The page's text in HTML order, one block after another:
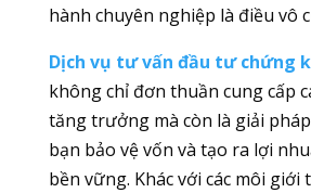
hành chuyên nghiệp là điều vô
Dịch vụ tư vấn đầu tư chứng
không chỉ đơn thuần cung cấp
tăng trưởng mà còn là giải
bạn bảo vệ vốn và tạo ra lợi
bền vững. Khác với các môi